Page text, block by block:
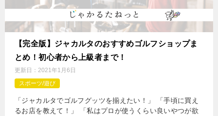
【完全版】ジャカルタのおすすめゴルフショップま
とめ！初心者から上級者まで！
更新日： 2021年1月6日
スポーツ/遊び
「ジャカルタでゴルフグッツを揃えたい！」 「手頃に買え
るお店を教えて！」 「私はプロが使うくらい良いやつが欲